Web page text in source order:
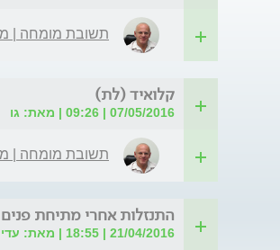
תשובת מומחה |
קלואיד (לת)
07/05/2016 | 09:26 | מאת: גו
תשובת מומחה |
התנזלות אחרי מתיחת
21/04/2016 | 18:55 | מאת: עדי